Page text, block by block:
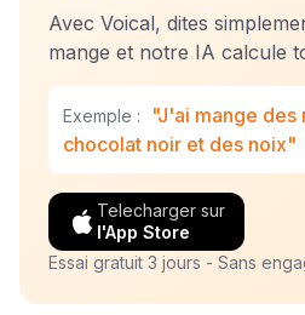
Avec Voical, dites
mange et notre IA calcule
Exemple :
"J'ai mange des
chocolat noir et des noix"
Telecharger sur
l'App Store
Essai gratuit 3 jours - Sans